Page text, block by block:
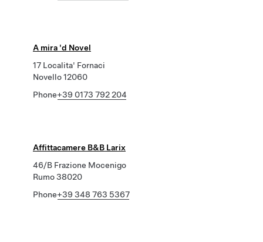
A mira 'd Novel
17 Localita' Fornaci
Novello 12060
Phone+39 0173 792 204
Affittacamere B&B Larix
46/B Frazione Mocenigo
Rumo 38020
Phone+39 348 763 5367